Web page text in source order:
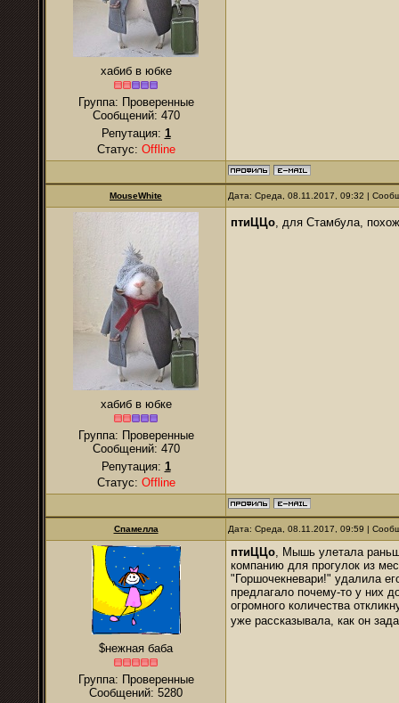
хабиб в юбке
Группа: Проверенные
Сообщений: 470
Репутация: 1
Статус: Offline
MouseWhite Дата: Среда, 08.11.2017, 09:32 |
хабиб в юбке
Группа: Проверенные
Сообщений: 470
Репутация: 1
Статус: Offline
птиЦЦо, для Стамбула,
Спамелла Дата: Среда, 08.11.2017, 09:59 |
$нежная баба
Группа: Проверенные
Сообщений: 5280
птиЦЦо, Мышь улетала
компанию для прогулок из
"Горшочекневари!" удалила
предлагало почему-то у них
огромного количества
уже рассказывала, как он